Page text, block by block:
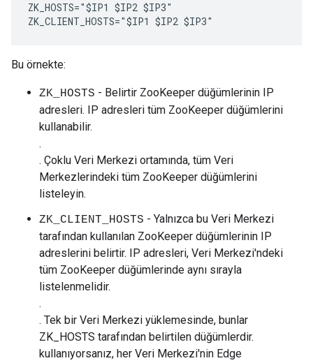
ZK_HOSTS="$IP1 $IP2 $IP3"
ZK_CLIENT_HOSTS="$IP1 $IP2 $IP3"
Bu örnekte:
ZK_HOSTS - Belirtir ZooKeeper düğümlerinin IP
adresleri. IP adresleri tüm ZooKeeper düğümlerini
kullanabilir.
.
. Çoklu Veri Merkezi ortamında, tüm Veri
Merkezlerindeki tüm ZooKeeper düğümlerini
listeleyin.
ZK_CLIENT_HOSTS - Yalnızca bu Veri Merkezi
tarafından kullanılan ZooKeeper düğümlerinin IP
adreslerini belirtir. IP adresleri, Veri Merkezi'ndeki
tüm ZooKeeper düğümlerinde aynı sırayla
listelenmelidir.
.
. Tek bir Veri Merkezi yüklemesinde, bunlar
ZK_HOSTS tarafından belirtilen düğümlerdir.
kullanıyorsanız, her Veri Merkezi'nin Edge